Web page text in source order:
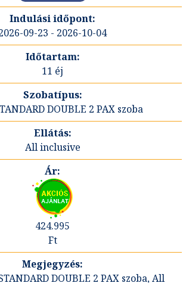
09-23 - 2026-10-04
11 éj
DOUBLE 2 PAX szoba
All inclusive
424.995
Ft
DOUBLE 2 PAX szoba, All